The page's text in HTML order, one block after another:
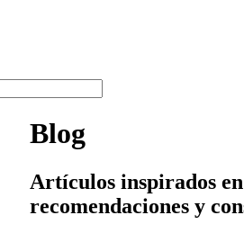
Blog
Artículos inspirados
recomendaciones y